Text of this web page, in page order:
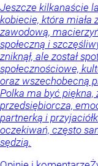
Jeszcze kilkanaście
kobiecie, która miała
zawodową,
społeczną i
zniknął, ale został
społecznościowe,
oraz wszechobecną
Polka ma być piękna,
przedsiębiorcza,
partnerką i
oczekiwań, często
sędzią.